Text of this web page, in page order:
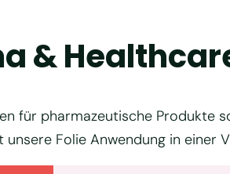
&
für pharmazeutische Produkte
Folie Anwendung in einer